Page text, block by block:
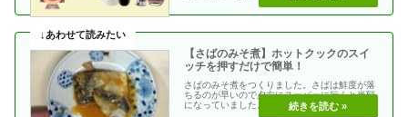
【さばのみそ煮】ホットクックのスイ
ッチを押すだけで簡単！
さばのみそ煮をつくりました。さばは鮮度が落
ちるのが早いので夕方にスーパーに行くと半額
になっていました。No.042（さばのみそ煮）